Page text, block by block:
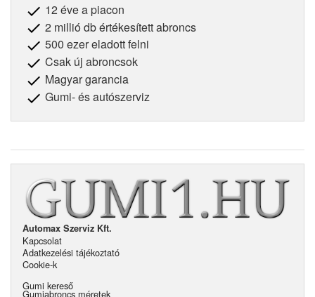
12 éve a piacon
2 millió db értékesített abroncs
500 ezer eladott felni
Csak új abroncsok
Magyar garancia
Gumi- és autószerviz
Automax Szerviz Kft.
Kapcsolat
Adatkezelési tájékoztató
Cookie-k
Gumi kereső
Gumiabroncs méretek